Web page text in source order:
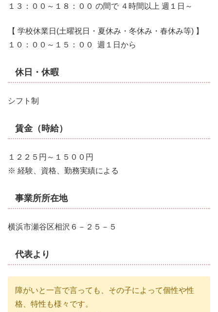
１３：００～１８：００ の間で ４時間以上 週１日～
【 学校休業日(土曜祝日・夏休み・冬休み・春休み等) 】
１０：００～１５：００ 週１日から
休日・休暇
シフト制
賃金（時給）
１２２５円～１５００円
※ 経験、資格、勤務実績による
事業所所在地
横浜市瀬谷区相沢６－２５－５
代表より
障がいと一言で言っても、その子によって個性や性
格、特性も様々です。